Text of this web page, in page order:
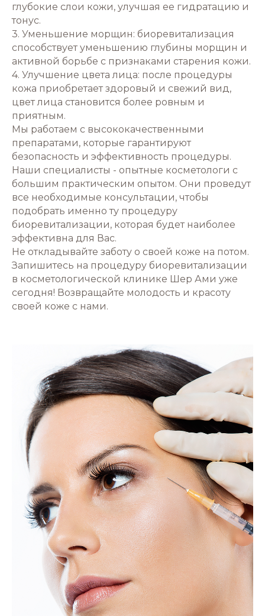
глубокие слои кожи, улучшая ее гидратацию и
тонус.
3. Уменьшение морщин: биоревитализация
способствует уменьшению глубины морщин и
активной борьбе с признаками старения кожи.
4. Улучшение цвета лица: после процедуры
кожа приобретает здоровый и свежий вид,
цвет лица становится более ровным и
приятным.
Мы работаем с высококачественными
препаратами, которые гарантируют
безопасность и эффективность процедуры.
Наши специалисты - опытные косметологи с
большим практическим опытом. Они проведут
все необходимые консультации, чтобы
подобрать именно ту процедуру
биоревитализации, которая будет наиболее
эффективна для Вас.
Не откладывайте заботу о своей коже на потом.
Запишитесь на процедуру биоревитализации
в косметологической клинике Шер Ами уже
сегодня! Возвращайте молодость и красоту
своей коже с нами.